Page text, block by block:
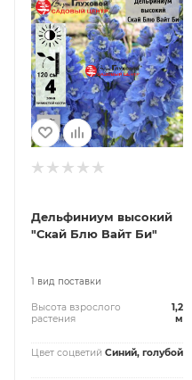
Дельфиниум высокий
"Скай Блю Вайт Би"
1 вид поставки
Высота взрослого
растения
1,2
м
Цвет соцветий Синий, голубой